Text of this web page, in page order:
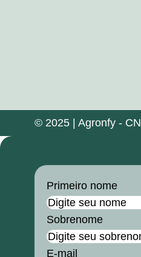
© 2025 | Agronfy -
Primeiro nome
Sobrenome
E-mail